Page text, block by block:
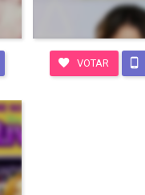
VOTAR